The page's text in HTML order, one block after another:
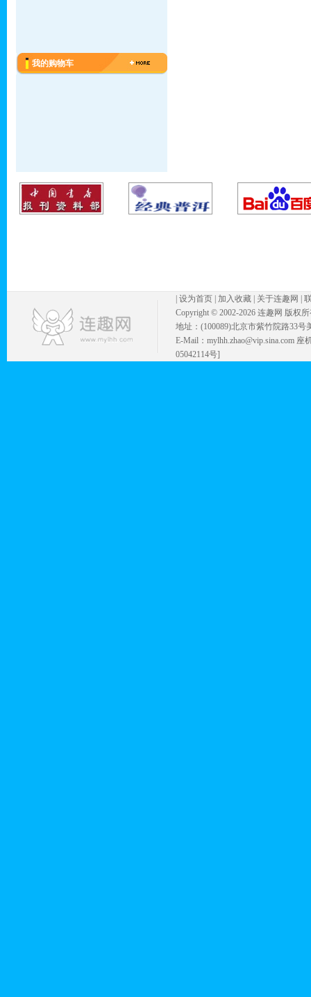
我的购物车
设为首页 加入收藏 关于连趣网
Copyright © 2002-2026 连趣网 版权
地址：(100089)北京市紫竹院路33号
E-Mail：mylhh.zhao@vip.sina.com
05042114号]